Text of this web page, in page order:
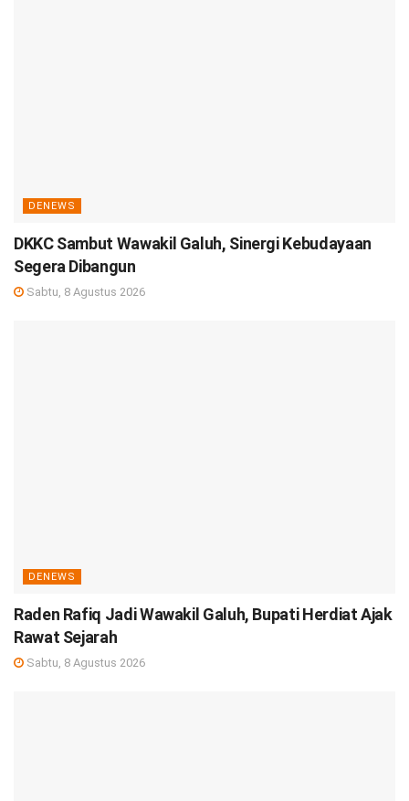
DENEWS
DKKC Sambut Wawakil Galuh, Sinergi Kebudayaan
Segera Dibangun
Sabtu, 8 Agustus 2026
DENEWS
Raden Rafiq Jadi Wawakil Galuh, Bupati Herdiat Ajak
Rawat Sejarah
Sabtu, 8 Agustus 2026